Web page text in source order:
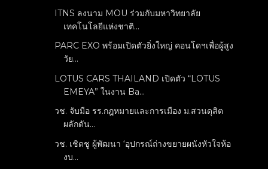
ITNS ลงนาม MOU ร่วมกับมหาวิทยาลัย
เทคโนโลยีแห่งชาติ...
PARC EXO พร้อมเปิดตัวยิ่งใหญ่ คอนโดฯเพื่อผู้สูง
วัย...
LOTUS CARS THAILAND เปิดตัว “LOTUS
EMEYA” ในงาน Ba...
วช. จับมือ รร.กฎหมายและการเมือง ม.สวนดุสิต
ผลักดัน...
วช. เชิดชู ผู้พัฒนา ‘อุปกรณ์ถ่างขยายผนังหัวใจห้อ
งบ...